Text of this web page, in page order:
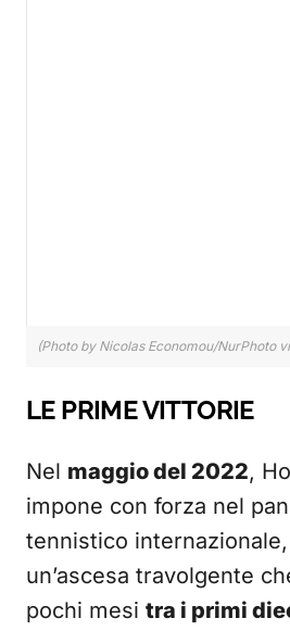
(Photo by Nicolas Economou/NurPhoto
LE PRIME VITTORIE
Nel maggio del 2022,
impone con forza nel
tennistico
un’ascesa travolgente
pochi mesi tra i primi